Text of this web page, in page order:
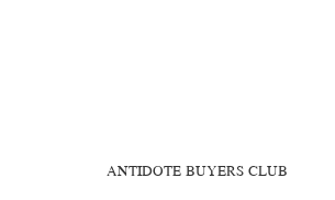
ANTIDOTE BUYERS CLUB